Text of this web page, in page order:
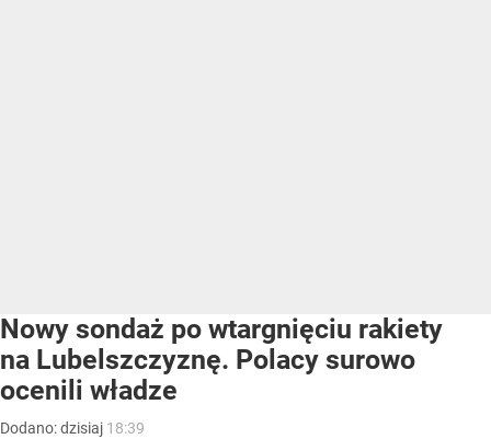
Nowy sondaż po wtargnięciu rakiety
na Lubelszczyznę. Polacy surowo
ocenili władze
Dodano:dzisiaj 18:39